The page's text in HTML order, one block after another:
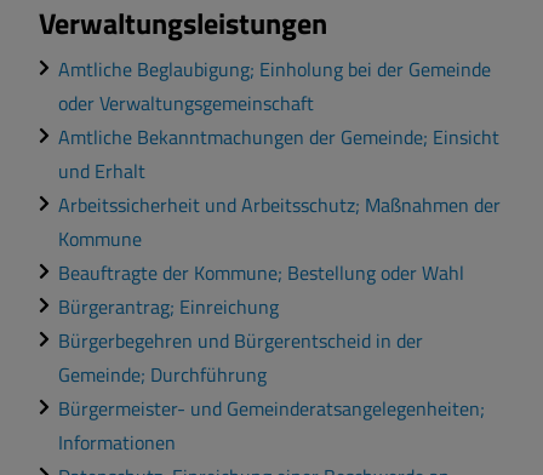
Verwaltungsleistungen
Amtliche Beglaubigung; Einholung bei der Gemeinde
oder Verwaltungsgemeinschaft
Amtliche Bekanntmachungen der Gemeinde; Einsicht
und Erhalt
Arbeitssicherheit und Arbeitsschutz; Maßnahmen der
Kommune
Beauftragte der Kommune; Bestellung oder Wahl
Bürgerantrag; Einreichung
Bürgerbegehren und Bürgerentscheid in der
Gemeinde; Durchführung
Bürgermeister- und Gemeinderatsangelegenheiten;
Informationen